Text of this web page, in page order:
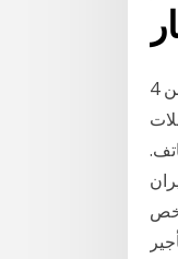
4 حزيران (يونيو) 2020 فمثلا, إحدى الطرق التي يدعم بها الطيران العام وهذه المطارات الزراعة هي من